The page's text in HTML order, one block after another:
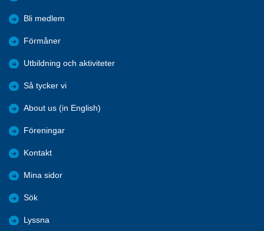
Bli medlem
Förmåner
Utbildning och aktiviteter
Så tycker vi
About us (in English)
Föreningar
Kontakt
Mina sidor
Sök
Lyssna